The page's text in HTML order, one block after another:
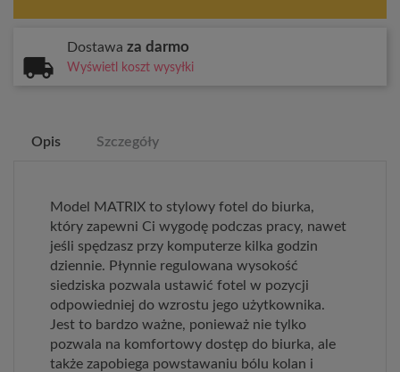
Dostawa za darmo
Wyświetl koszt wysyłki
Opis Szczegóły
Model MATRIX to stylowy fotel do biurka,
który zapewni Ci wygodę podczas pracy, nawet
jeśli spędzasz przy komputerze kilka godzin
dziennie. Płynnie regulowana wysokość
siedziska pozwala ustawić fotel w pozycji
odpowiedniej do wzrostu jego użytkownika.
Jest to bardzo ważne, ponieważ nie tylko
pozwala na komfortowy dostęp do biurka, ale
także zapobiega powstawaniu bólu kolan i